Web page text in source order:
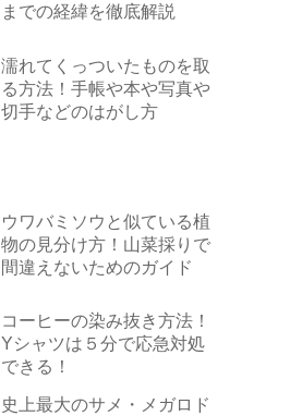
までの経緯を徹底解説
濡れてくっついたものを取
る方法！手帳や本や写真や
切手などのはがし方
ウワバミソウと似ている植
物の見分け方！山菜採りで
間違えないためのガイド
コーヒーの染み抜き方法！
Yシャツは５分で応急対処
できる！
史上最大のサメ・メガロド